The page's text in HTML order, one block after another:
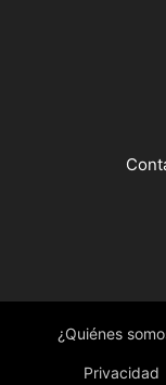
¿Quiénes
Privacidad